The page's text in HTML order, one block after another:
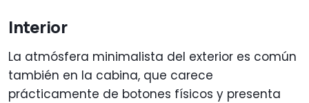
Interior
La atmósfera minimalista del exterior es común
también en la cabina, que carece
prácticamente de botones físicos y presenta